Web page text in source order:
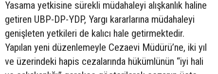
Yasama yetkisine sürekli müdahaleyi alışkanlık haline
getiren UBP-DP-YDP, Yargı kararlarına müdahaleyi
genişleten yetkileri de kalıcı hale getirmektedir.
Yapılan yeni düzenlemeyle Cezaevi Müdürü’ne, iki yıl
ve üzerindeki hapis cezalarında hükümlünün “iyi hali